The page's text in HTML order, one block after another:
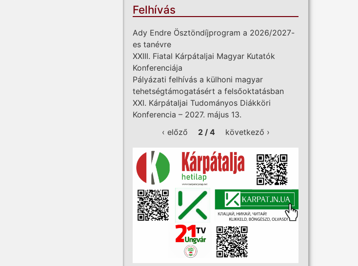
Felhívás
Ady Endre Ösztöndíjprogram a 2026/2027-
es tanévre
XXIII. Fiatal Kárpátaljai Magyar Kutatók
Konferenciája
Pályázati felhívás a külhoni magyar
tehetségtámogatásért a felsőoktatásban
XXI. Kárpátaljai Tudományos Diákköri
Konferencia – 2027. május 13.
‹ előző
2 / 4 következő ›